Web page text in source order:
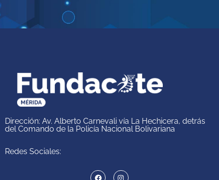
Dirección: Av. Alberto Carnevali vía La Hechicera, detrás
del Comando de la Policía Nacional Bolivariana
Redes Sociales: